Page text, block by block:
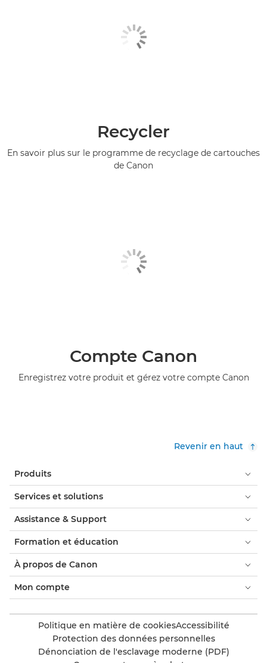
Recycler
En savoir plus sur le programme de recyclage de cartouches
de Canon
Compte Canon
Enregistrez votre produit et gérez votre compte Canon
Revenir en haut
Produits
Services et solutions
Assistance & Support
Formation et éducation
À propos de Canon
Mon compte
Politique en matière de cookiesAccessibilité
Protection des données personnelles
Dénonciation de l'esclavage moderne (PDF)